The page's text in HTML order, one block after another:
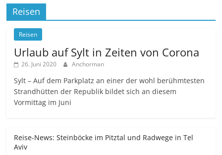
Reisen
Reisen
Urlaub auf Sylt in Zeiten von Corona
26. Juni 2020 Anchorman
Sylt – Auf dem Parkplatz an einer der wohl berühmtesten
Strandhütten der Republik bildet sich an diesem
Vormittag im Juni
Reise-News: Steinböcke im Pitztal und Radwege in Tel
Aviv